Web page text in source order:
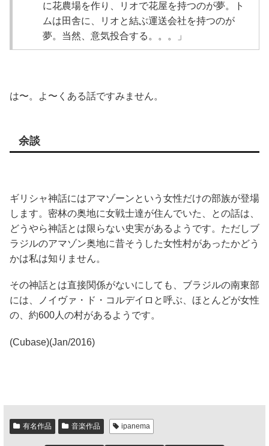
に花農場を作り、リオで花屋を持つのが夢。ト
ムは田舎に、リオと結ぶ運送会社を持つのが
夢。当然、意気投合する。。。」
は〜。よ〜くある話ですみません。
余談
ギリシャ神話にはアマゾーンという女性だけの部族が登場
します。密林の奥地に女戦士達が住んでいた、との話は、
どうやら神話とは限らない史実があるようです。ただしブ
ラジルのアマゾン奥地に昔そうした女性村があったかどう
かは私は知りません。
その神話とは直接関係がないにしても、ブラジルの南東部
には、ノイヴァ・ド・コルデイロと呼ぶ、ほとんどが女性
の、約600人の村があるようです。
(Cubase)(Jan/2016)
有名作品 音楽作品 ipanema